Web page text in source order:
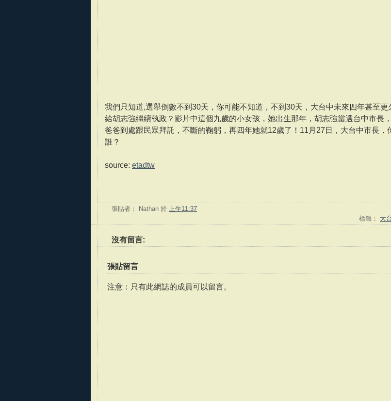
我們只知道,選舉倒數不到30天，你可能不知道，不到30天，大台中未來四年甚至更
給胡志強繼續執政？影片中這個九歲的小女孩，她出生那年，胡志強當選台中市長
爸爸到處跟民眾拜託，不斷的鞠躬，再四年她就12歲了！11月27日，大台中­市長，
誰？
source: etadtw
張貼者： Nathan 於
上午11:37
標籤： 大
沒有留言:
張貼留言
注意：只有此網誌的成員可以留言。